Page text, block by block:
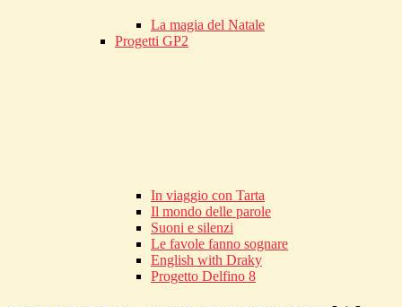
La magia del Natale
Progetti GP2
In viaggio con Tarta
Il mondo delle parole
Suoni e silenzi
Le favole fanno sognare
English with Draky
Progetto Delfino 8